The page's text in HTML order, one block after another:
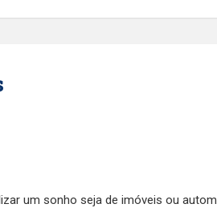
um sonho seja de imóveis ou